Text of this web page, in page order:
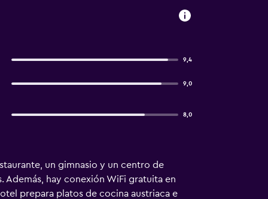
9,4
9,0
8,0
un gimnasio y un centro de
Además, hay conexión WiFi gratuita en
prepara platos de cocina austriaca e